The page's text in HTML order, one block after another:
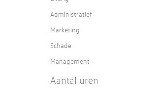
Administratief
Marketing
Schade
Management
Aantal uren